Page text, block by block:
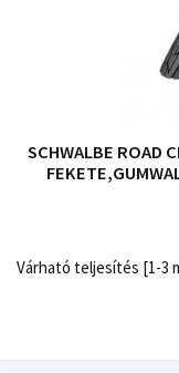
SCHWALBE ROAD
Várható teljesítés [1-3